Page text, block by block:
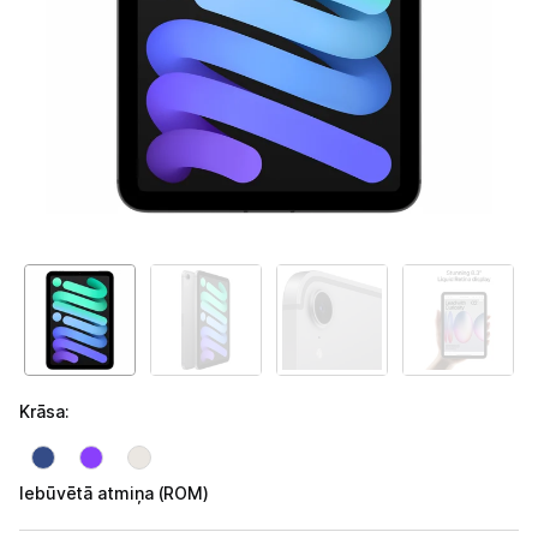
Telefoni, planšetdatori
Telefoni un aksesuāri
Planšetdatori un aksesuāri
Planšetdatori
Citi aksesuāri
E-grāmatu lasītāji
E-grāmatu lasītāju aksesuāri
Stacionārie un bezvadu telefoni
Krāsa:
Iebūvētā atmiņa (ROM)